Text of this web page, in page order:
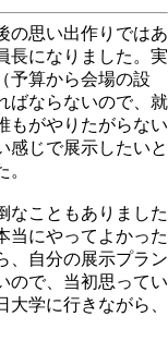
の思い出作りではあ
長になりました。実
予算から会場の設
ばならないので、就
もがやりたがらない
感じで展示したいと
なこともありました
当にやってよかった
、自分の展示プラン
ので、当初思ってい
学に行きながら、